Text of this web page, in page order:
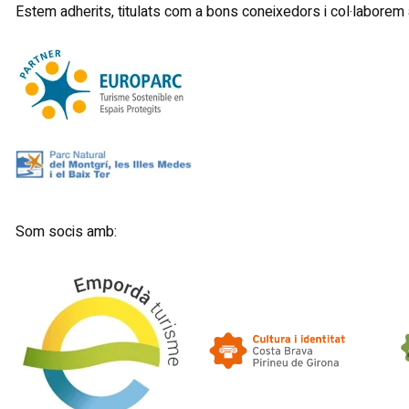
Estem adherits, titulats com a bons coneixedors i col·laborem
Som socis amb: